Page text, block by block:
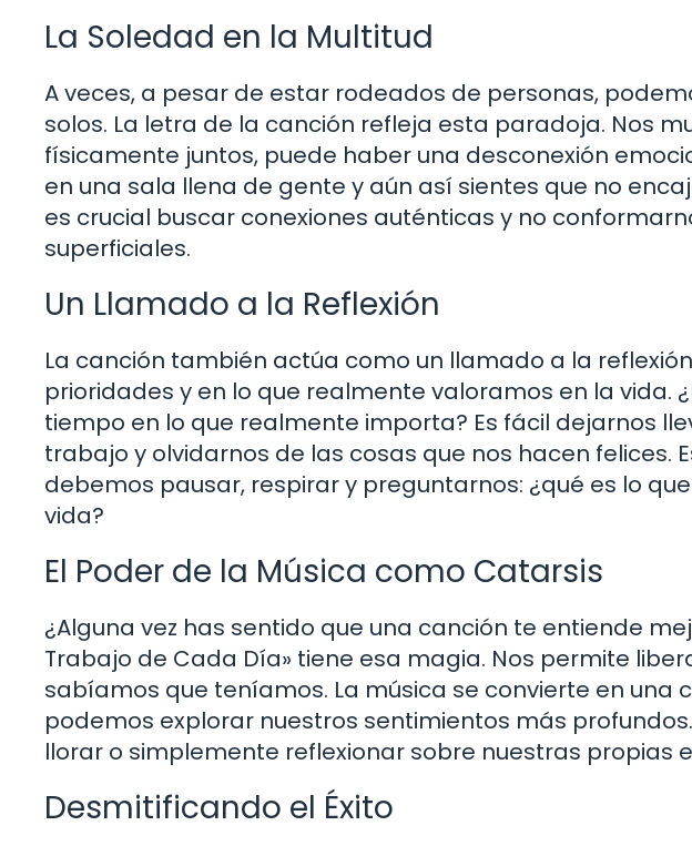
La Soledad en la Multitud
A veces, a pesar de estar rodeados de personas,
solos. La letra de la canción refleja esta paradoja. Nos
físicamente juntos, puede haber una desconexión
en una sala llena de gente y aún así sientes que no
es crucial buscar conexiones auténticas y no
superficiales.
Un Llamado a la Reflexión
La canción también actúa como un llamado a la
prioridades y en lo que realmente valoramos en la vida.
tiempo en lo que realmente importa? Es fácil dejarnos
trabajo y olvidarnos de las cosas que nos hacen felices.
debemos pausar, respirar y preguntarnos: ¿qué es lo
vida?
El Poder de la Música como Catarsis
¿Alguna vez has sentido que una canción te entiende
Trabajo de Cada Día» tiene esa magia. Nos permite
sabíamos que teníamos. La música se convierte en una
podemos explorar nuestros sentimientos más
llorar o simplemente reflexionar sobre nuestras propias
Desmitificando el Éxito